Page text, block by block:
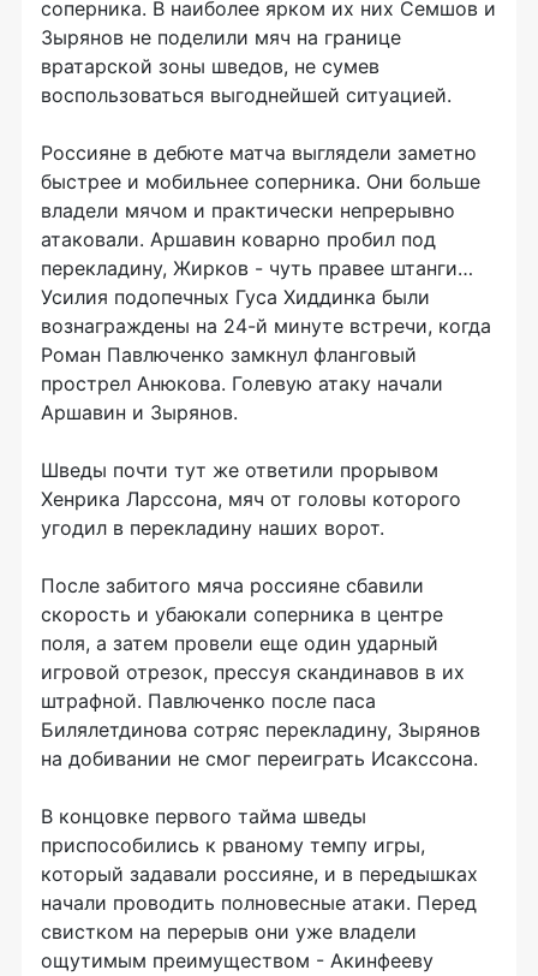
соперника. В наиболее ярком их них Семшов и
Зырянов не поделили мяч на границе
вратарской зоны шведов, не сумев
воспользоваться выгоднейшей ситуацией.
Россияне в дебюте матча выглядели заметно
быстрее и мобильнее соперника. Они больше
владели мячом и практически непрерывно
атаковали. Аршавин коварно пробил под
перекладину, Жирков - чуть правее штанги…
Усилия подопечных Гуса Хиддинка были
вознаграждены на 24-й минуте встречи, когда
Роман Павлюченко замкнул фланговый
прострел Анюкова. Голевую атаку начали
Аршавин и Зырянов.
Шведы почти тут же ответили прорывом
Хенрика Ларссона, мяч от головы которого
угодил в перекладину наших ворот.
После забитого мяча россияне сбавили
скорость и убаюкали соперника в центре
поля, а затем провели еще один ударный
игровой отрезок, прессуя скандинавов в их
штрафной. Павлюченко после паса
Билялетдинова сотряс перекладину, Зырянов
на добивании не смог переиграть Исакссона.
В концовке первого тайма шведы
приспособились к рваному темпу игры,
который задавали россияне, и в передышках
начали проводить полновесные атаки. Перед
свистком на перерыв они уже владели
ощутимым преимуществом - Акинфееву